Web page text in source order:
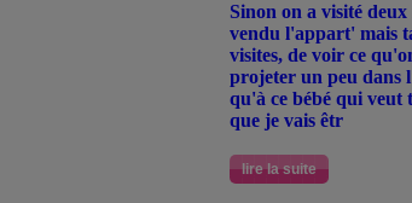
Sinon on a visité
vendu l'appart' mais
visites, de voir ce
projeter un peu dans
qu'à ce bébé qui veut
que je vais êtr
lire la suite